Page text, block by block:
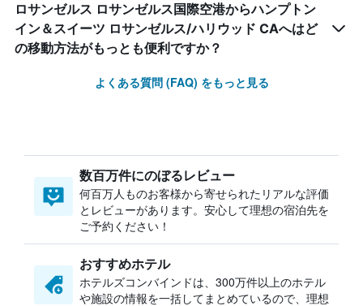
ロサンゼルス ロサンゼルス国際空港からハンプトン
イン＆スイーツ ロサンゼルス/ハリウッド CAへはど
の移動方法がもっとも便利ですか？
よくある質問 (FAQ) をもっと見る
数百万件にのぼるレビュー
何百万人ものお客様から寄せられたリアルな評価
とレビューがあります。安心して理想の宿泊先を
ご予約ください！
おすすめホテル
ホテルズコンバインドは、300万件以上のホテル
や施設の情報を一括してまとめているので、理想